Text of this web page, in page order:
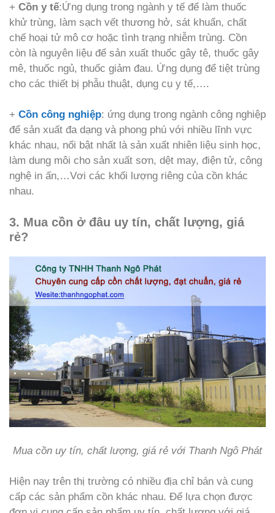
+ Cồn y tế:Ứng dụng trong ngành y tế để làm thuốc
khử trùng, làm sạch vết thương hở, sát khuẩn, chất
chế hoại tử mô cơ hoặc tình trạng nhiễm trùng. Cồn
còn là nguyên liệu để sản xuất thuốc gây tê, thuốc gây
mê, thuốc ngủ, thuốc giảm đau. Ứng dụng để tiệt trùng
cho các thiết bị phẫu thuật, dụng cụ y tế,….
+ Cồn công nghiệp: ứng dụng trong ngành công nghiệp
để sản xuất đa dạng và phong phú với nhiều lĩnh vực
khác nhau, nổi bật nhất là sản xuất nhiên liệu sinh học,
làm dung môi cho sản xuất sơn, dệt may, điện tử, công
nghệ in ấn,…Vơi các khối lượng riêng của cồn khác
nhau.
3. Mua cồn ở đâu uy tín, chất lượng, giá
rẻ?
Mua cồn uy tín, chất lượng, giá rẻ với Thanh Ngô Phát
Hiện nay trên thị trường có nhiều địa chỉ bán và cung
cấp các sản phẩm cồn khác nhau. Để lựa chọn được